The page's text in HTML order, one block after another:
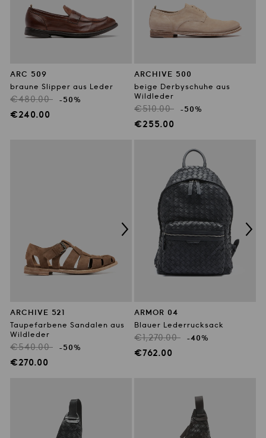
ARC 509
braune Slipper aus Leder
Regulärer
Preis
€480.00 -50%
Verkaufspreis
€240.00
ARCHIVE 500
beige Derbyschuhe aus
Wildleder
Regulärer
Preis
€510.00 -50%
Verkaufspreis
€255.00
ARCHIVE 521
Taupefarbene Sandalen aus
Wildleder
Regulärer
Preis
€540.00 -50%
Verkaufspreis
€270.00
ARMOR 04
Blauer Lederrucksack
Regulärer
Preis
€1,270.00 -40%
Verkaufspreis
€762.00